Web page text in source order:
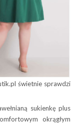
świetnie sprawdzi
sukienkę plus
okrągłym